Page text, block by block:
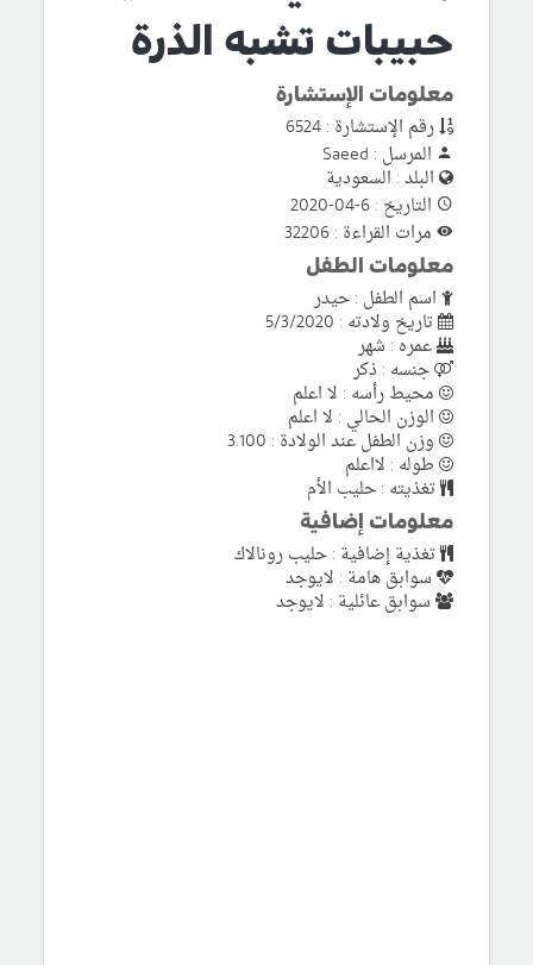
حبيبات تشبه الذرة
معلومات الإستشارة
رقم الإستشارة : 6524
المرسل : Saeed
البلد : السعودية
التاريخ : 6-04-2020
مرات القراءة : 32206
معلومات الطفل
اسم الطفل : حيدر
تاريخ ولادته : 5/3/2020
عمره : شهر
جنسه : ذكر
محيط رأسه : لا اعلم
الوزن الحالي : لا اعلم
وزن الطفل عند الولادة : 3.100
طوله : لااعلم
تغذيته : حليب الأم
معلومات إضافية
تغذية إضافية : حليب رونالاك
سوابق هامة : لايوجد
سوابق عائلية : لايوجد